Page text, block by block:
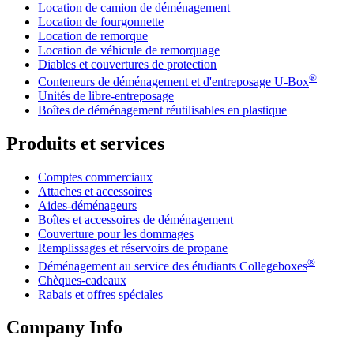
Location de camion de déménagement
Location de fourgonnette
Location de remorque
Location de véhicule de remorquage
Diables et couvertures de protection
Conteneurs de déménagement et d'entreposage U-Box®
Unités de libre-entreposage
Boîtes de déménagement réutilisables en plastique
Produits et services
Comptes commerciaux
Attaches et accessoires
Aides-déménageurs
Boîtes et accessoires de déménagement
Couverture pour les dommages
Remplissages et réservoirs de propane
Déménagement au service des étudiants Collegeboxes®
Chèques-cadeaux
Rabais et offres spéciales
Company Info